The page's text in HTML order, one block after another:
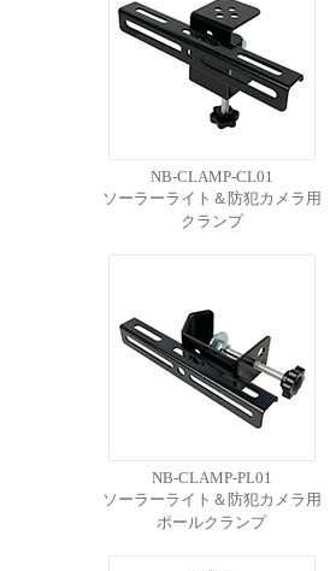
NB-CLAMP-CL01
ソーラーライト＆防犯カメラ用
クランプ
NB-CLAMP-PL01
ソーラーライト＆防犯カメラ用
ポールクランプ